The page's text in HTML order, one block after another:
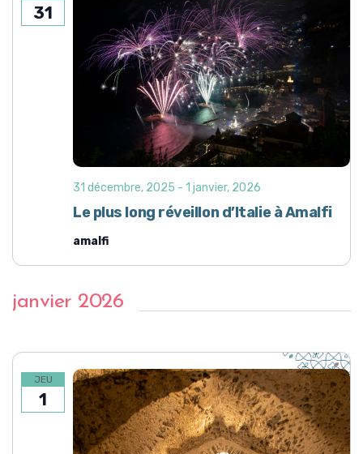
31
Le plus long réveillon d’Italie à Amalfi
31 décembre, 2025 - 1 janvier, 2026
amalfi
janvier 2026
JEU
1